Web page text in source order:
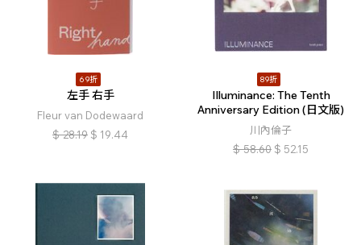
69折
左手 右手
Fleur van Dodewaard
$ 28.19 $ 19.44
89折
Illuminance: The Tenth
Anniversary Edition (日文版)
川內倫子
$ 58.60 $ 52.15